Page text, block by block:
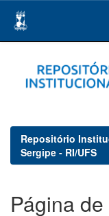
navigation
Repositório
Sergipe - RI/UFS
Página